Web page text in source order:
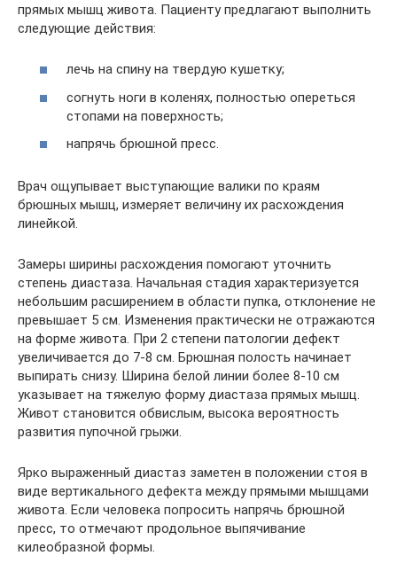
прямых мышц живота. Пациенту предлагают выполнить
следующие действия:
лечь на спину на твердую кушетку;
согнуть ноги в коленях, полностью опереться
стопами на поверхность;
напрячь брюшной пресс.
Врач ощупывает выступающие валики по краям
брюшных мышц, измеряет величину их расхождения
линейкой.
Замеры ширины расхождения помогают уточнить
степень диастаза. Начальная стадия характеризуется
небольшим расширением в области пупка, отклонение не
превышает 5 см. Изменения практически не отражаются
на форме живота. При 2 степени патологии дефект
увеличивается до 7-8 см. Брюшная полость начинает
выпирать снизу. Ширина белой линии более 8-10 см
указывает на тяжелую форму диастаза прямых мышц.
Живот становится обвислым, высока вероятность
развития пупочной грыжи.
Ярко выраженный диастаз заметен в положении стоя в
виде вертикального дефекта между прямыми мышцами
живота. Если человека попросить напрячь брюшной
пресс, то отмечают продольное выпячивание
килеобразной формы.